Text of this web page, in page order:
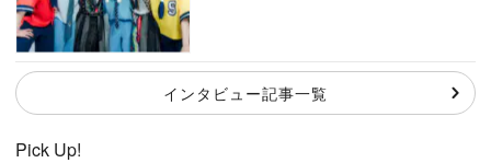
インタビュー記事一覧
Pick Up!